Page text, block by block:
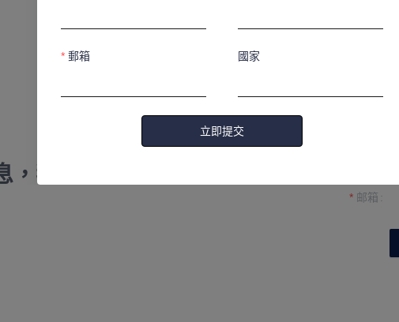
，我們將與您聯繫。
邮箱
郵箱 國家
立即提交